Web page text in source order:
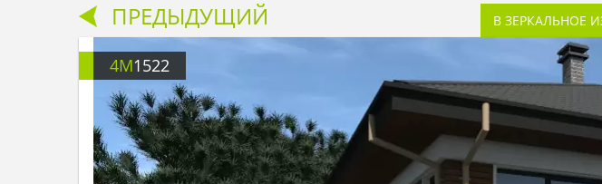
ПРЕДЫДУЩИЙ В ЗЕРКАЛЬНОЕ
4M1522